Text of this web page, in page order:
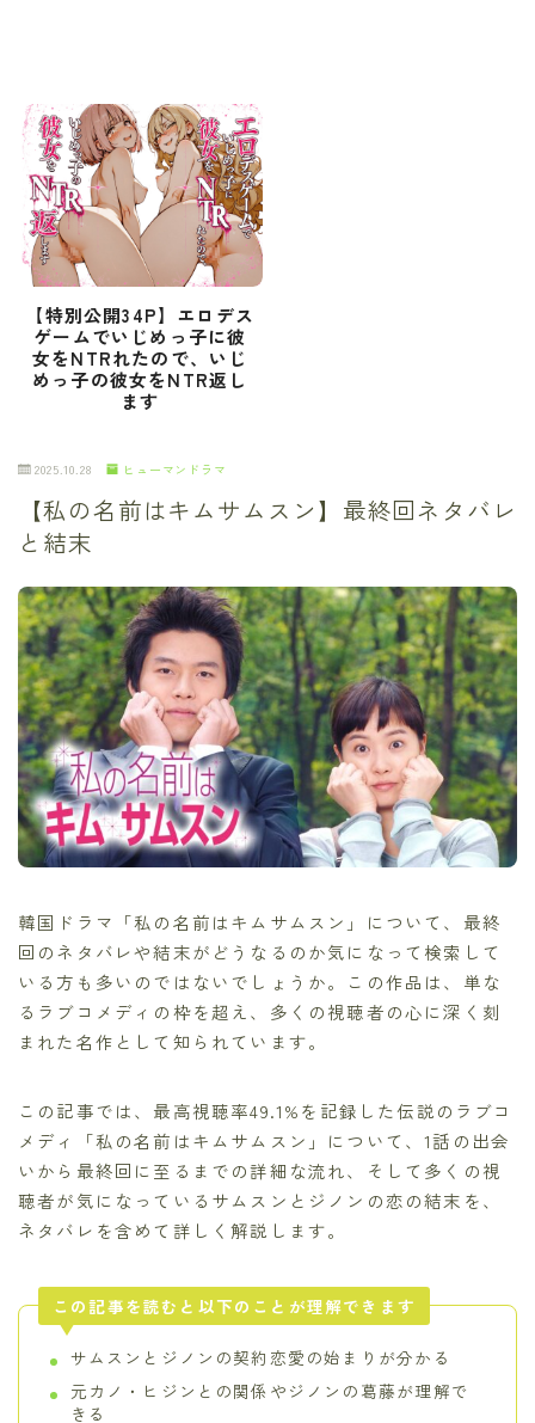
【特別公開34P】エロデス
ゲームでいじめっ子に彼
女をNTRれたので、いじ
めっ子の彼女をNTR返し
ます
2025.10.28 ヒューマンドラマ
【私の名前はキムサムスン】最終回ネタバレ
と結末
韓国ドラマ「私の名前はキムサムスン」について、最終
回のネタバレや結末がどうなるのか気になって検索して
いる方も多いのではないでしょうか。この作品は、単な
るラブコメディの枠を超え、多くの視聴者の心に深く刻
まれた名作として知られています。
この記事では、最高視聴率49.1%を記録した伝説のラブコ
メディ「私の名前はキムサムスン」について、1話の出会
いから最終回に至るまでの詳細な流れ、そして多くの視
聴者が気になっているサムスンとジノンの恋の結末を、
ネタバレを含めて詳しく解説します。
この記事を読むと以下のことが理解できます
サムスンとジノンの契約恋愛の始まりが分かる
元カノ・ヒジンとの関係やジノンの葛藤が理解で
きる